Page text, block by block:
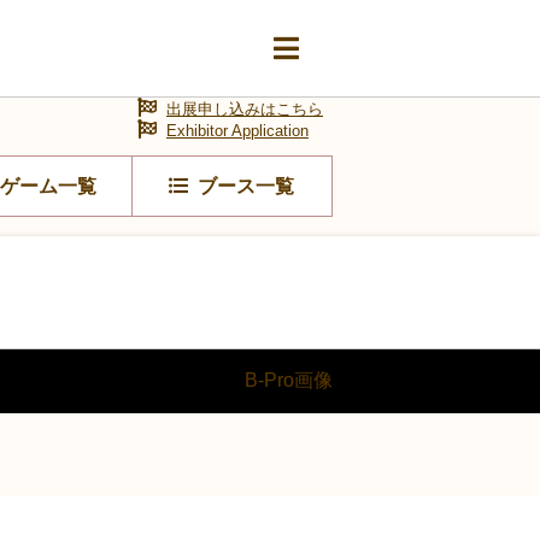
ゲーム一覧 ブース一覧
出展申し込みはこちら
Exhibitor Application